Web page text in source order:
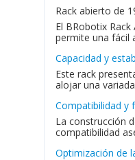
Rack abierto de
El BRobotix
permite una fácil
Capacidad y
Este rack
alojar una
Compatibilidad y
La construcción
compatibilidad
Optimización de